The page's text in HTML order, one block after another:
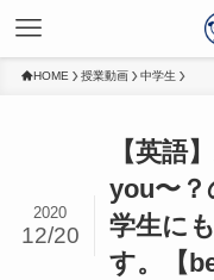
HOME 授業動画 中学生
【英語
you〜？
学生に
す。【
2020
12/20